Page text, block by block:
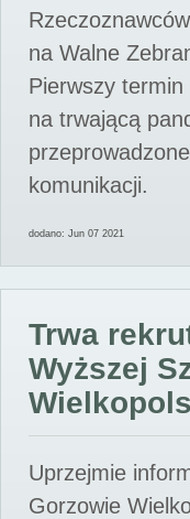
na Walne
Pierwszy
na trwającą
komunikacji.
dodano: Jun 07 2021
Trwa
Wyższej
Uprzejmie
Gorzowie